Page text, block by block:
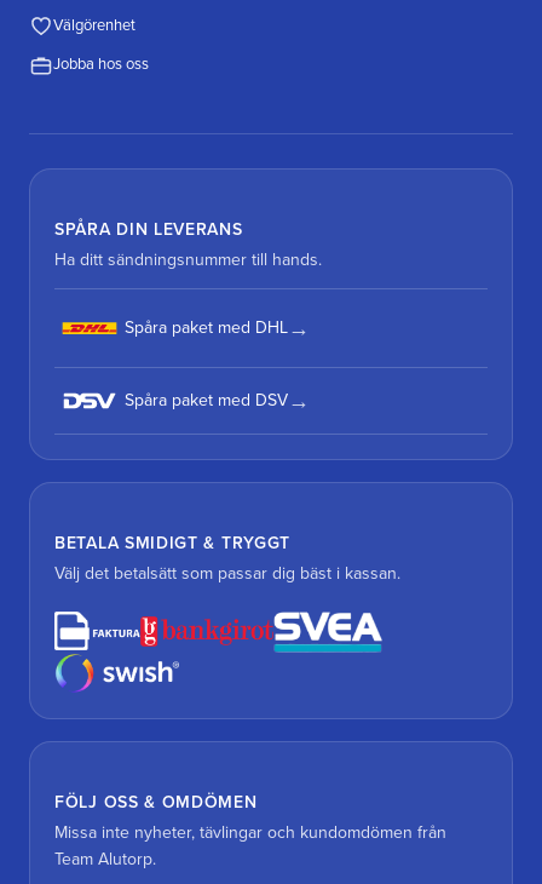
Välgörenhet
Jobba hos oss
SPÅRA DIN LEVERANS
Ha ditt sändningsnummer till hands.
Spåra paket med DHL
Spåra paket med DSV
BETALA SMIDIGT & TRYGGT
Välj det betalsätt som passar dig bäst i kassan.
FÖLJ OSS & OMDÖMEN
Missa inte nyheter, tävlingar och kundomdömen från
Team Alutorp.